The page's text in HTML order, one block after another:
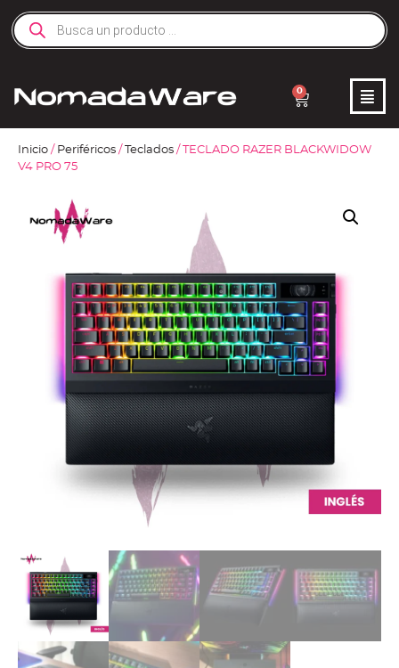
0
Inicio / Periféricos / Teclados / TECLADO RAZER BLACKWIDOW
V4 PRO 75